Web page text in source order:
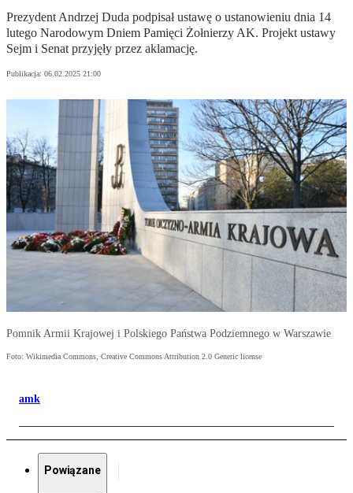
Prezydent Andrzej Duda podpisał ustawę o ustanowieniu dnia 14
lutego Narodowym Dniem Pamięci Żołnierzy AK. Projekt ustawy
Sejm i Senat przyjęły przez aklamację.
Publikacja: 06.02.2025 21:00
Pomnik Armii Krajowej i Polskiego Państwa Podziemnego w Warszawie
Foto: Wikimedia Commons, Creative Commons Attribution 2.0 Generic license
amk
Powiązane